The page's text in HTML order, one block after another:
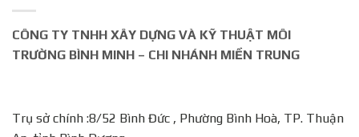
CÔNG TY TNHH XÂY DỰNG VÀ KỸ THUẬT MÔI
TRƯỜNG BÌNH MINH – CHI NHÁNH MIỀN TRUNG
Trụ sở chính :8/52 Bình Đức , Phường Bình Hoà, TP. Thuận